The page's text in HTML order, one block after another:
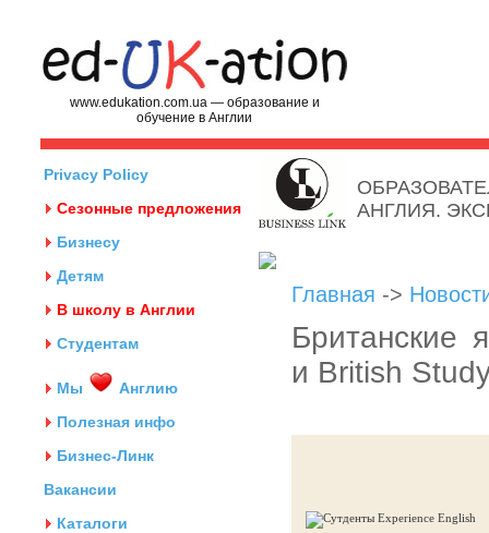
www.edukation.com.ua — образование и
обучение в Англии
Privacy Policy
Сезонные предложения
Бизнесу
Детям
В школу в Англии
Студентам
Мы
Англию
Полезная инфо
Бизнес-Линк
Вакансии
Каталоги
АНГЛИЯ.
Главная ->
Британские
и British